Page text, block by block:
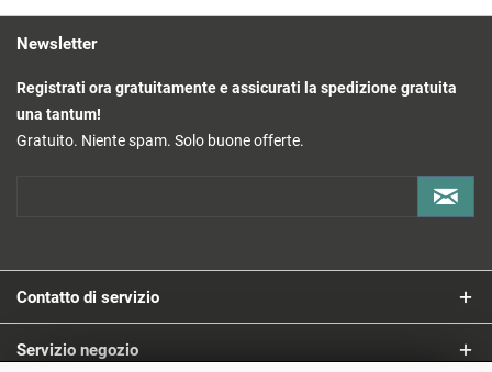
Newsletter
Registrati ora gratuitamente e assicurati la spedizione gratuita
una tantum!
Gratuito. Niente spam. Solo buone offerte.
Contatto di servizio
Servizio negozio